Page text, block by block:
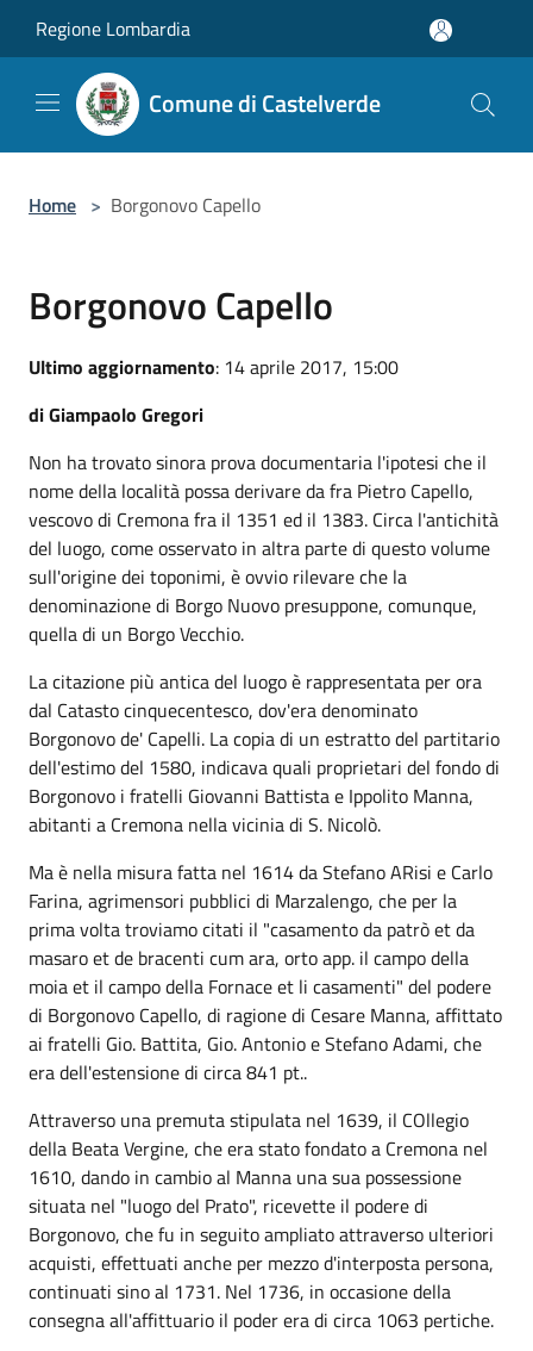
Regione Lombardia
Comune di Castelverde
Home > Borgonovo Capello
Borgonovo Capello
Ultimo aggiornamento: 14 aprile 2017, 15:00
di Giampaolo Gregori
Non ha trovato sinora prova documentaria l'ipotesi che il
nome della località possa derivare da fra Pietro Capello,
vescovo di Cremona fra il 1351 ed il 1383. Circa l'antichità
del luogo, come osservato in altra parte di questo volume
sull'origine dei toponimi, è ovvio rilevare che la
denominazione di Borgo Nuovo presuppone, comunque,
quella di un Borgo Vecchio.
La citazione più antica del luogo è rappresentata per ora
dal Catasto cinquecentesco, dov'era denominato
Borgonovo de' Capelli. La copia di un estratto del partitario
dell'estimo del 1580, indicava quali proprietari del fondo di
Borgonovo i fratelli Giovanni Battista e Ippolito Manna,
abitanti a Cremona nella vicinia di S. Nicolò.
Ma è nella misura fatta nel 1614 da Stefano ARisi e Carlo
Farina, agrimensori pubblici di Marzalengo, che per la
prima volta troviamo citati il "casamento da patrò et da
masaro et de bracenti cum ara, orto app. il campo della
moia et il campo della Fornace et li casamenti" del podere
di Borgonovo Capello, di ragione di Cesare Manna, affittato
ai fratelli Gio. Battita, Gio. Antonio e Stefano Adami, che
era dell'estensione di circa 841 pt..
Attraverso una premuta stipulata nel 1639, il COllegio
della Beata Vergine, che era stato fondato a Cremona nel
1610, dando in cambio al Manna una sua possessione
situata nel "luogo del Prato", ricevette il podere di
Borgonovo, che fu in seguito ampliato attraverso ulteriori
acquisti, effettuati anche per mezzo d'interposta persona,
continuati sino al 1731. Nel 1736, in occasione della
consegna all'affittuario il poder era di circa 1063 pertiche.